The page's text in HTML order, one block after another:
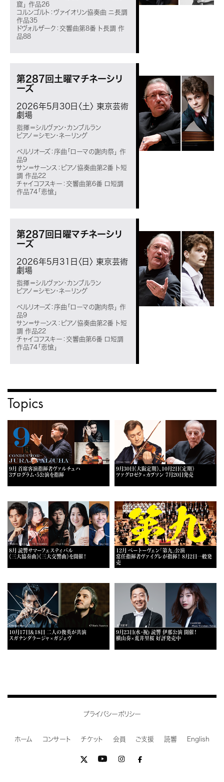
窟」 作品26
コルンゴルト：ヴァイオリン協奏曲 ニ長調
作品35
ドヴォルザーク：交響曲第8番 ト長調 作
品88
第287回土曜マチネーシリ
ーズ
2026年5月30日〈土〉 東京芸術
劇場
指揮＝シルヴァン・カンブルラン
ピアノ＝シモン・ネーリング
ベルリオーズ：序曲「ローマの謝肉祭」 作
品9
サン＝サーンス：ピアノ協奏曲第2番 ト短
調 作品22
チャイコフスキー：交響曲第6番 ロ短調
作品74「悲愴」
第287回日曜マチネーシリ
ーズ
2026年5月31日〈日〉 東京芸術
劇場
指揮＝シルヴァン・カンブルラン
ピアノ＝シモン・ネーリング
ベルリオーズ：序曲「ローマの謝肉祭」 作
品9
サン＝サーンス：ピアノ協奏曲第2番 ト短
調 作品22
チャイコフスキー：交響曲第6番 ロ短調
作品74「悲愴」
Topics
9月 首席客演指揮者ヴァルチュハ
3プログラム・5公演を指揮
9月30日《大阪定期》、10月2日《定期》
ツァグロゼク×カプソン 7月20日発売
8月 読響サマーフェスティバル
《三大協奏曲》《三大交響曲》を開催！
12月 ベートーヴェン「第九」公演
常任指揮者ヴァイグレが指揮！ 8月2日一般発
売
10月17日＆18日 二人の俊英が共演
スガナンダラージャ×ガジェヴ
9月23日(水・祝) 読響 伊那公演 開催！
横山奏×荒井里桜 好評発売中
プライバシーポリシー
ホーム コンサート チケット 会員 ご支援 読響 English